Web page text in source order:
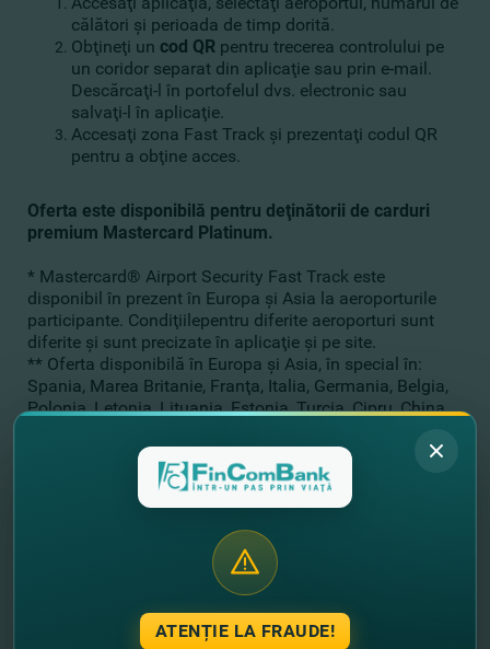
călători şi perioada de timp dorită.
Obţineţi un cod QR pentru trecerea controlului pe
un coridor separat din aplicaţie sau prin e-mail.
Descărcaţi-l în portofelul dvs. electronic sau
salvaţi-l în aplicaţie.
Accesaţi zona Fast Track şi prezentaţi codul QR
pentru a obţine acces.
Oferta este disponibilă pentru deţinătorii de carduri
premium Mastercard Platinum.
* Mastercard® Airport Security Fast Track este
disponibil în prezent în Europa şi Asia la aeroporturile
participante. Condiţiilepentru diferite aeroporturi sunt
diferite şi sunt precizate în aplicaţie şi pe site.
** Oferta disponibilă în Europa şi Asia, în special în:
Spania, Marea Britanie, Franţa, Italia, Germania, Belgia,
Polonia, Letonia, Lituania, Estonia, Turcia, Cipru, China
specifică a aeroporturilor dinaceste ţări este prezentată
aici. Lista ţărilor şi aeroporturilor poate fi modificată,
consultaţi aplicaţia sau site-ul web pentru cea mai
Dacă încă nu ai un card premium de la FinComBank, îl
alege cardul Mastercard Platinum
ATENȚIE LA FRAUDE!